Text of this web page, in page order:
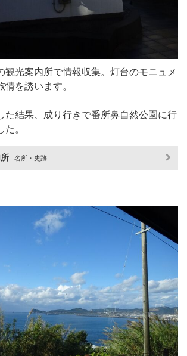
観光案内所で情報収集。灯台のモニュメ
情を誘います。
た結果、成り行きで番所鼻自然公園に行
。
名所・史跡